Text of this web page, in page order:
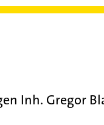
Inh. Gregor